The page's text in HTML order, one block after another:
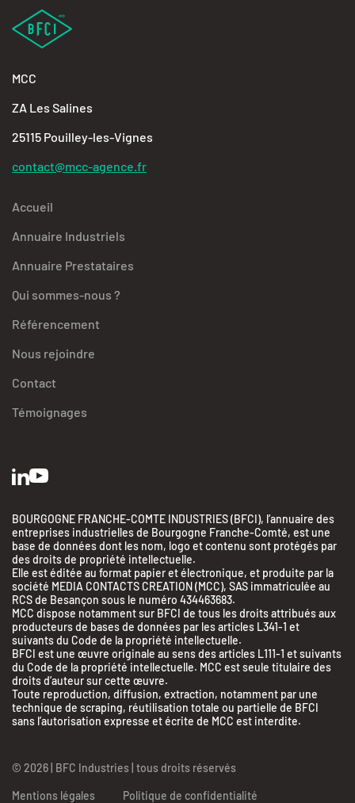
MCC
ZA Les Salines
25115 Pouilley-les-Vignes
contact@mcc-agence.fr
Accueil
Annuaire Industriels
Annuaire Prestataires
Qui sommes-nous ?
Référencement
Nous rejoindre
Contact
Témoignages
BOURGOGNE FRANCHE-COMTE INDUSTRIES (BFCI), l’annuaire des
entreprises industrielles de Bourgogne Franche-Comté, est une
base de données dont les nom, logo et contenu sont protégés par
des droits de propriété intellectuelle.
Elle est éditée au format papier et électronique, et produite par la
société MEDIA CONTACTS CREATION (MCC), SAS immatriculée au
RCS de Besançon sous le numéro 434463683.
MCC dispose notamment sur BFCI de tous les droits attribués aux
producteurs de bases de données par les articles L341-1 et
suivants du Code de la propriété intellectuelle.
BFCI est une œuvre originale au sens des articles L111-1 et suivants
du Code de la propriété intellectuelle. MCC est seule titulaire des
droits d’auteur sur cette œuvre.
Toute reproduction, diffusion, extraction, notamment par une
technique de scraping, réutilisation totale ou partielle de BFCI
sans l’autorisation expresse et écrite de MCC est interdite.
© 2026 | BFC Industries | tous droits réservés
Mentions légales Politique de confidentialité